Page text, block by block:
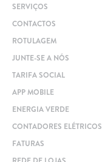
SERVIÇOS
CONTACTOS
ROTULAGEM
JUNTE-SE A NÓS
TARIFA SOCIAL
APP MOBILE
ENERGIA VERDE
CONTADORES ELÉTRICOS
FATURAS